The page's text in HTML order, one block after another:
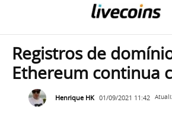
Registros de
Ethereum continua
Henrique HK 01/09/2021 11:42